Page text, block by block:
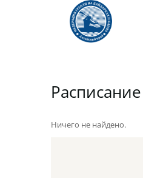
Расписание
Ничего не найдено.